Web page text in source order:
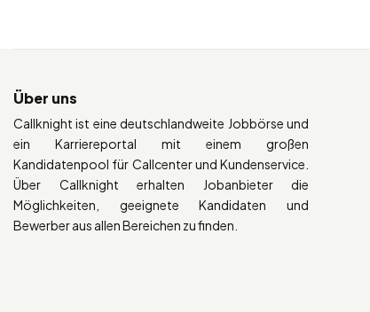
Über uns
Callknight ist eine deutschlandweite Jobbörse und
ein Karriereportal mit einem großen
Kandidatenpool für Callcenter und Kundenservice.
Über Callknight erhalten Jobanbieter die
Möglichkeiten, geeignete Kandidaten und
Bewerber aus allen Bereichen zu finden.